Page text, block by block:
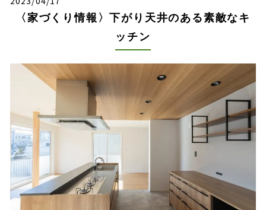
〈家づくり情報〉下がり天井のある素敵なキ
ッチン